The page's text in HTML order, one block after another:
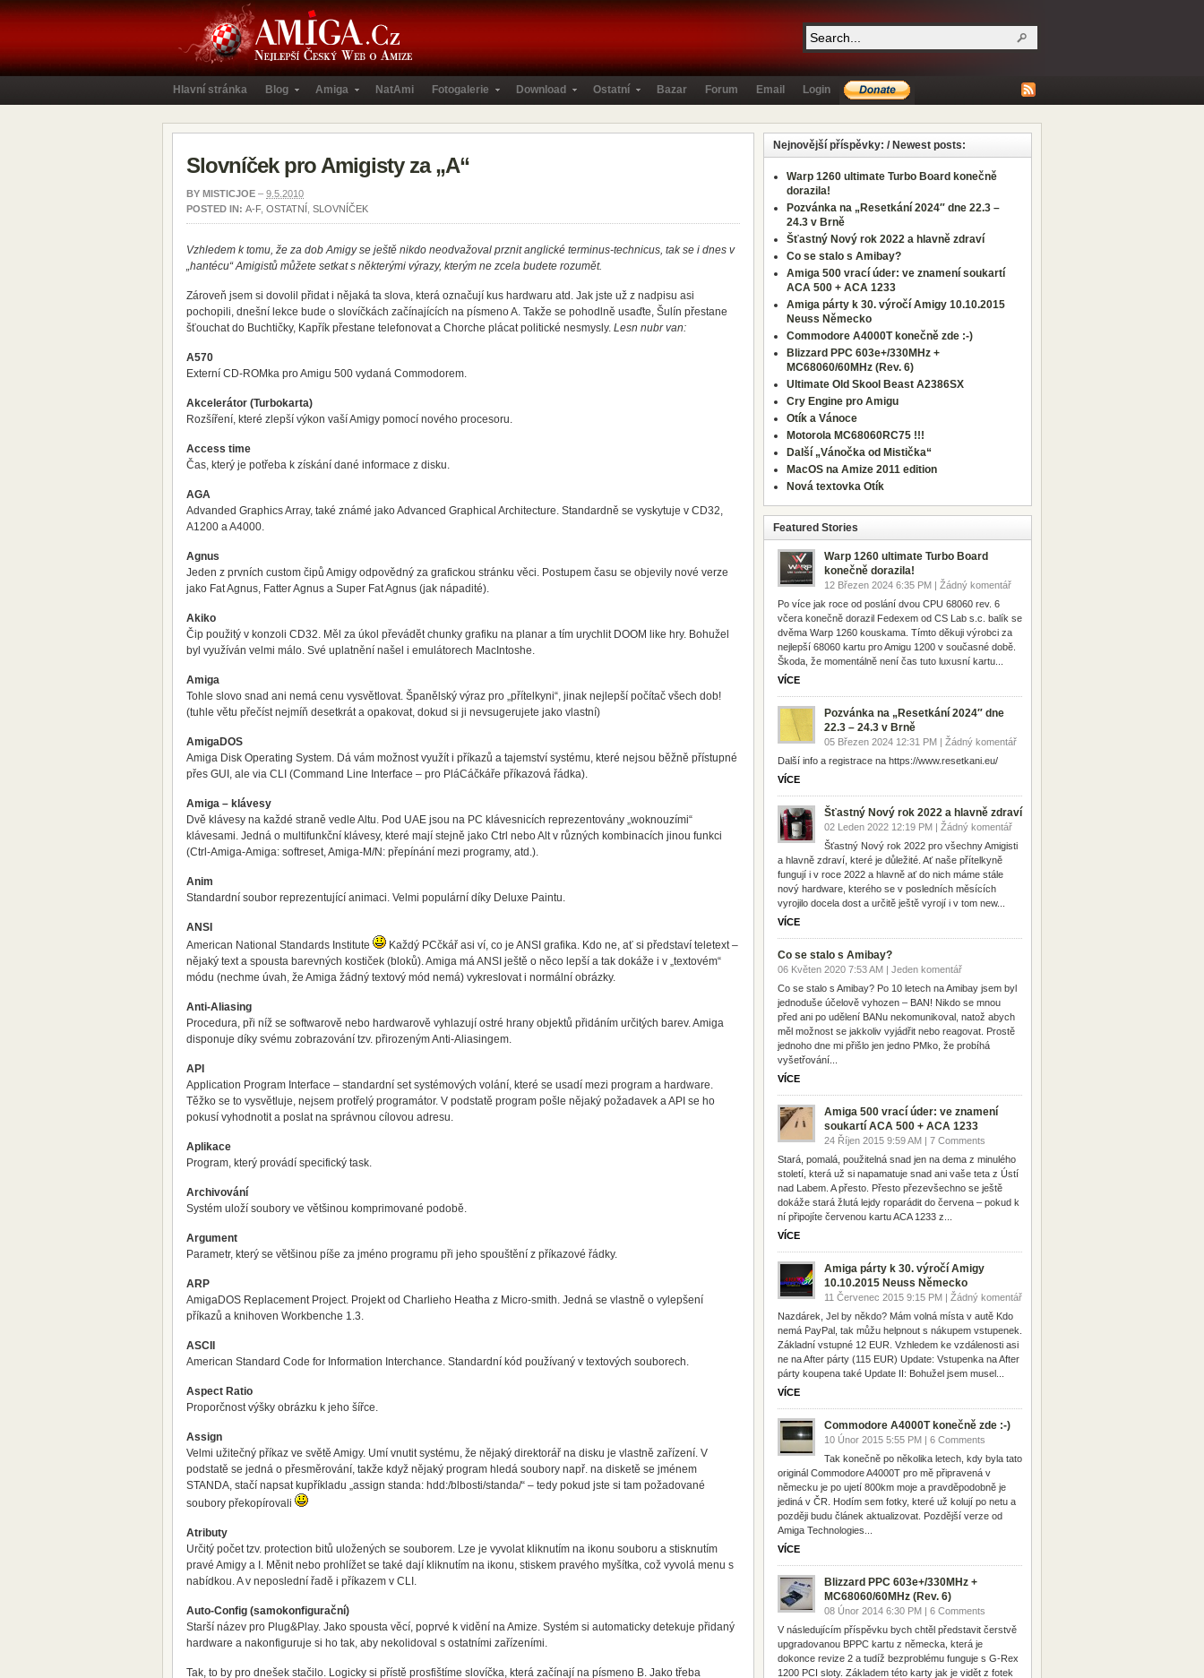
Hlavní stránka Blog Amiga NatAmi Fotogalerie Download Ostatní Bazar Forum Email Login
Slovníček pro Amigisty za „A“
BY MISTICJOE – 9.5.2010
POSTED IN: A-F, OSTATNÍ SLOVNÍČEK
Vzhledem k tomu, že za dob Amigy se ještě nikdo neodvažoval prznit anglické terminus-technicus, tak se i dnes v
„hantécu“ Amigistů můžete setkat s některými výrazy, kterým ne zcela budete rozumět.
Zároveň jsem si dovolil přidat i nějaká ta slova, která označují kus hardwaru atd. Jak jste už z nadpisu asi
pochopili, dnešní lekce bude o slovíčkách začínajících na písmeno A. Takže se pohodlně usaďte, Šulín přestane
šťouchat do Buchtičky, Kapřík přestane telefonovat a Chorche plácat politické nesmysly. Lesn nubr van:
A570
Externí CD-ROMka pro Amigu 500 vydaná Commodorem.
Akcelerátor (Turbokarta)
Rozšíření, které zlepší výkon vaší Amigy pomocí nového procesoru.
Access time
Čas, který je potřeba k získání dané informace z disku.
AGA
Advanded Graphics Array, také známé jako Advanced Graphical Architecture. Standardně se vyskytuje v CD32,
A1200 a A4000.
Agnus
Jeden z prvních custom čipů Amigy odpovědný za grafickou stránku věci. Postupem času se objevily nové verze
jako Fat Agnus, Fatter Agnus a Super Fat Agnus (jak nápadité).
Akiko
Čip použitý v konzoli CD32. Měl za úkol převádět chunky grafiku na planar a tím urychlit DOOM like hry. Bohužel
byl využíván velmi málo. Své uplatnění našel i emulátorech MacIntoshe.
Amiga
Tohle slovo snad ani nemá cenu vysvětlovat. Španělský výraz pro „přítelkyni“, jinak nejlepší počítač všech dob!
(tuhle větu přečíst nejmíň desetkrát a opakovat, dokud si ji nevsugerujete jako vlastní)
AmigaDOS
Amiga Disk Operating System. Dá vám možnost využít i příkazů a tajemství systému, které nejsou běžně přístupné
přes GUI, ale via CLI (Command Line Interface – pro PláCáčkáře příkazová řádka).
Amiga – klávesy
Dvě klávesy na každé straně vedle Altu. Pod UAE jsou na PC klávesnicích reprezentovány „woknouzími“
klávesami. Jedná o multifunkční klávesy, které mají stejně jako Ctrl nebo Alt v různých kombinacích jinou funkci
(Ctrl-Amiga-Amiga: softreset, Amiga-M/N: přepínání mezi programy, atd.).
Anim
Standardní soubor reprezentující animaci. Velmi populární díky Deluxe Paintu.
ANSI
American National Standards Institute
Každý PCčkář asi ví, co je ANSI grafika. Kdo ne, ať si představí teletext –
nějaký text a spousta barevných kostiček (bloků). Amiga má ANSI ještě o něco lepší a tak dokáže i v „textovém“
módu (nechme úvah, že Amiga žádný textový mód nemá) vykreslovat i normální obrázky.
Anti-Aliasing
Procedura, při níž se softwarově nebo hardwarově vyhlazují ostré hrany objektů přidáním určitých barev. Amiga
disponuje díky svému zobrazování tzv. přirozeným Anti-Aliasingem.
API
Application Program Interface – standardní set systémových volání, které se usadí mezi program a hardware.
Těžko se to vysvětluje, nejsem protřelý programátor. V podstatě program pošle nějaký požadavek a API se ho
pokusí vyhodnotit a poslat na správnou cílovou adresu.
Aplikace
Program, který provádí specifický task.
Archivování
Systém uloží soubory ve většinou komprimované podobě.
Argument
Parametr, který se většinou píše za jméno programu při jeho spouštění z příkazové řádky.
ARP
AmigaDOS Replacement Project. Projekt od Charlieho Heatha z Micro-smith. Jedná se vlastně o vylepšení
příkazů a knihoven Workbenche 1.3.
ASCII
American Standard Code for Information Interchance. Standardní kód používaný v textových souborech.
Aspect Ratio
Proporčnost výšky obrázku k jeho šířce.
Assign
Velmi užitečný příkaz ve světě Amigy. Umí vnutit systému, že nějaký direktorář na disku je vlastně zařízení. V
podstatě se jedná o přesměrování, takže když nějaký program hledá soubory např. na disketě se jménem
STANDA, stačí napsat kupříkladu „assign standa: hdd:/blbosti/standa/“ – tedy pokud jste si tam požadované
soubory překopírovali
Atributy
Určitý počet tzv. protection bitů uložených se souborem. Lze je vyvolat kliknutím na ikonu souboru a stisknutím
pravé Amigy a I. Měnit nebo prohlížet se také dají kliknutím na ikonu, stiskem pravého myšítka, což vyvolá menu s
nabídkou. A v neposlední řadě i příkazem v CLI.
Auto-Config (samokonfigurační)
Starší název pro Plug&Play. Jako spousta věcí, poprvé k vidění na Amize. Systém si automaticky detekuje přidaný
hardware a nakonfiguruje si ho tak, aby nekolidoval s ostatními zařízeními.
Tak, to by pro dnešek stačilo. Logicky si přístě prosfištíme slovíčka, která začínají na písmeno B. Jako třeba
Nejnovější příspěvky: / Newest posts:
Warp 1260 ultimate Turbo Board konečně
dorazila!
Pozvánka na „Resetkání 2024″ dne 22.3 –
24.3 v Brně
Šťastný Nový rok 2022 a hlavně zdraví
Co se stalo s Amibay?
Amiga 500 vrací úder: ve znamení soukartí
ACA 500 + ACA 1233
Amiga párty k 30. výročí Amigy 10.10.2015
Neuss Německo
Commodore A4000T konečně zde :-)
Blizzard PPC 603e+/330MHz +
MC68060/60MHz (Rev. 6)
Ultimate Old Skool Beast A2386SX
Cry Engine pro Amigu
Otík a Vánoce
Motorola MC68060RC75 !!!
Další „Vánočka od Mistička“
MacOS na Amize 2011 edition
Nová textovka Otík
Featured Stories
Warp 1260 ultimate Turbo Board
konečně dorazila!
12 Březen 2024 6:35 PM | Žádný komentář
Po více jak roce od poslání dvou CPU 68060 rev. 6
včera konečně dorazil Fedexem od CS Lab s.c. balík se
dvěma Warp 1260 kouskama. Tímto děkuji výrobci za
nejlepší 68060 kartu pro Amigu 1200 v současné době.
Škoda, že momentálně není čas tuto luxusní kartu...
VÍCE
Pozvánka na „Resetkání 2024″ dne
22.3 – 24.3 v Brně
05 Březen 2024 12:31 PM | Žádný komentář
Další info a registrace na https://www.resetkani.eu/
VÍCE
Šťastný Nový rok 2022 a hlavně zdraví
02 Leden 2022 12:19 PM | Žádný komentář
Šťastný Nový rok 2022 pro všechny Amigisti
a hlavně zdraví, které je důležité. Ať naše přítelkyně
fungují i v roce 2022 a hlavně ať do nich máme stále
nový hardware, kterého se v posledních měsících
vyrojilo docela dost a určitě ještě vyrojí i v tom new...
VÍCE
Co se stalo s Amibay?
06 Květen 2020 7:53 AM | Jeden komentář
Co se stalo s Amibay? Po 10 letech na Amibay jsem byl
jednoduše účelově vyhozen – BAN! Nikdo se mnou
před ani po udělení BANu nekomunikoval, natož abych
měl možnost se jakkoliv vyjádřit nebo reagovat. Prostě
jednoho dne mi přišlo jen jedno PMko, že probíhá
vyšetřování...
VÍCE
Amiga 500 vrací úder: ve znamení
soukartí ACA 500 + ACA 1233
24 Říjen 2015 9:59 AM | 7 Comments
Stará, pomalá, použitelná snad jen na dema z minulého
století, která už si napamatuje snad ani vaše teta z Ústí
nad Labem. A přesto. Přesto přezevšechno se ještě
dokáže stará žlutá lejdy roparádit do červena – pokud k
ní připojíte červenou kartu ACA 1233 z...
VÍCE
Amiga párty k 30. výročí Amigy
10.10.2015 Neuss Německo
11 Červenec 2015 9:15 PM | Žádný komentář
Nazdárek, Jel by někdo? Mám volná místa v autě Kdo
nemá PayPal, tak můžu helpnout s nákupem vstupenek.
Základní vstupné 12 EUR. Vzhledem ke vzdálenosti asi
ne na After párty (115 EUR) Update: Vstupenka na After
párty koupena také Update II: Bohužel jsem musel...
VÍCE
Commodore A4000T konečně zde :-)
10 Únor 2015 5:55 PM | 6 Comments
Tak konečně po několika letech, kdy byla tato
originál Commodore A4000T pro mě připravená v
německu je po ujetí 800km moje a pravděpodobně je
jediná v ČR. Hodím sem fotky, které už kolují po netu a
později budu článek aktualizovat. Pozdější verze od
Amiga Technologies...
VÍCE
Blizzard PPC 603e+/330MHz +
MC68060/60MHz (Rev. 6)
08 Únor 2014 6:30 PM | 6 Comments
V následujícím příspěvku bych chtěl představit čerstvě
upgradovanou BPPC kartu z německa, která je
dokonce revize 2 a tudíž bezproblému funguje s G-Rex
1200 PCI sloty. Základem této karty jak je vidět z fotek